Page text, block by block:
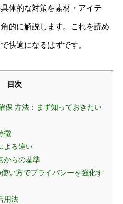
体的な対策を素材・アイテ
的に解説します。これを読め
快適になるはずです。
目次
保 方法：まず知っておきたい
徴
よる違い
からの基準
い方でプライバシーを強化す
用法